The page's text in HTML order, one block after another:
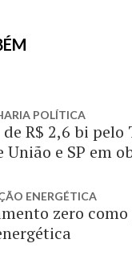
POLÍTICA
de R$ 2,6 bi pelo
e SP em
ENERGÉTICA
zero